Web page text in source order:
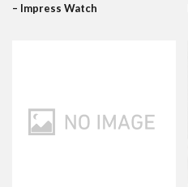
– Impress Watch